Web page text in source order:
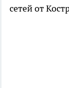
сетей от